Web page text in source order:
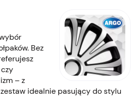
Bez
– z
idealnie pasujący do stylu